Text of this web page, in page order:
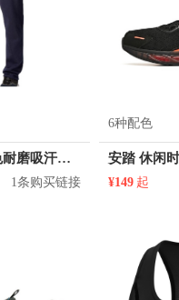
Champion 纯色耐磨吸汗运动长裤 男女同款 2929714
1条购买链接
6种配色
¥149 起